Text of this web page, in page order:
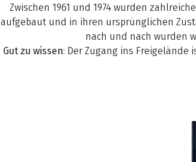
Zwischen 1961 und 1974 wurden
aufgebaut und in ihren ursprünglichen
nach und nach wurden
Gut zu wissen: Der Zugang ins